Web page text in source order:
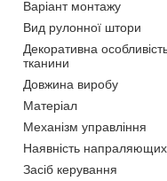
Варіант монтажу
Вид рулонної штори
Декоративна
тканини
Довжина виробу
Матеріал
Механізм управління
Наявність напраляющих
Засіб керування